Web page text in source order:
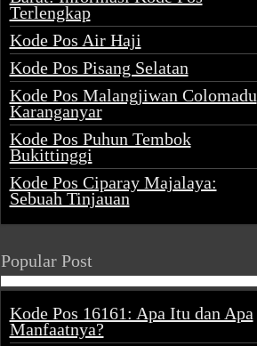
Terlengkap
Kode Pos Air Haji
Kode Pos Pisang Selatan
Kode Pos Malangjiwan Colomadu
Karanganyar
Kode Pos Puhun Tembok
Bukittinggi
Kode Pos Ciparay Majalaya:
Sebuah Tinjauan
Popular Post
Kode Pos 16161: Apa Itu dan Apa
Manfaatnya?